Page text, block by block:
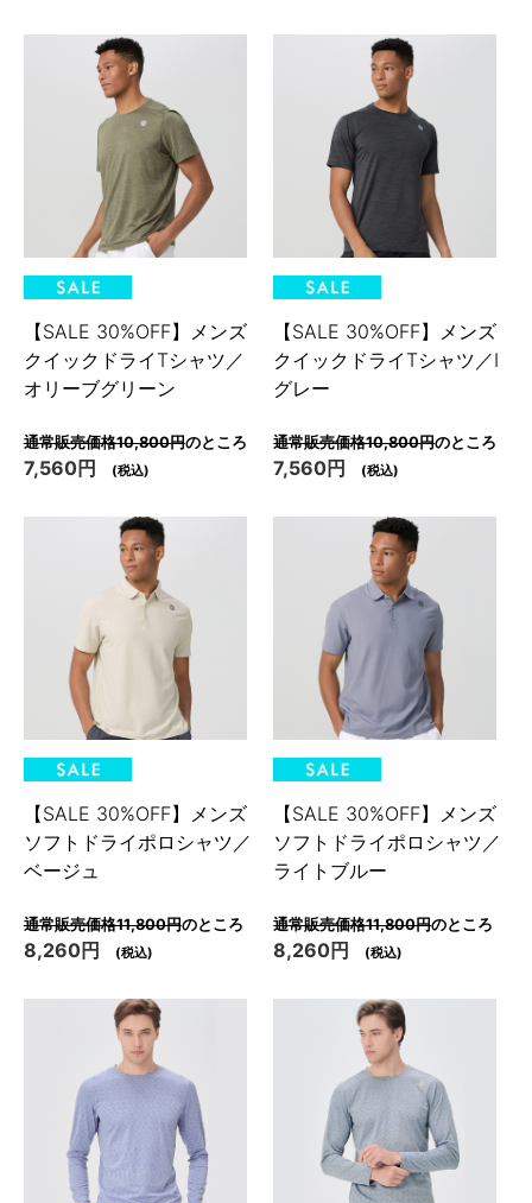
【SALE 30%OFF】メンズ
クイックドライTシャツ／
オリーブグリーン
通常販売価格10,800円のところ
7,560円 (税込)
【SALE 30%OFF】メンズ
クイックドライTシャツ／I
グレー
通常販売価格10,800円のところ
7,560円 (税込)
【SALE 30%OFF】メンズ
ソフトドライポロシャツ／
ベージュ
通常販売価格11,800円のところ
8,260円 (税込)
【SALE 30%OFF】メンズ
ソフトドライポロシャツ／
ライトブルー
通常販売価格11,800円のところ
8,260円 (税込)